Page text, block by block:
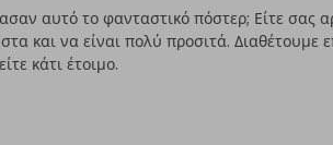
αυτό το φανταστικό πόστερ; Είτε σας
και να είναι πολύ προσιτά. Διαθέτουμε
κάτι έτοιμο.